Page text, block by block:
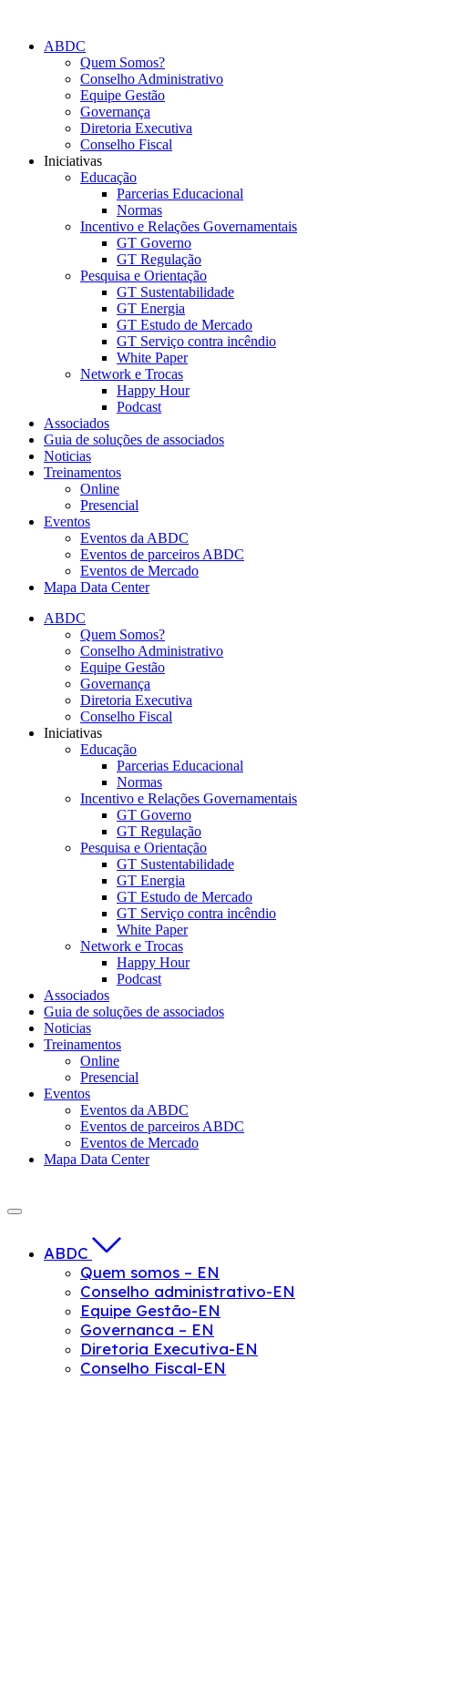
contentABDC
Quem Somos?
Conselho Administrativo
Equipe Gestão
Governança
Diretoria Executiva
Conselho Fiscal
Iniciativas
Educação
Parcerias Educacional
Normas
Incentivo e Relações Governamentais
GT Governo
GT Regulação
Pesquisa e Orientação
GT Sustentabilidade
GT Energia
GT Estudo de Mercado
GT Serviço contra incêndio
White Paper
Network e Trocas
Happy Hour
Podcast
Associados
Guia de soluções de associados
Noticias
Treinamentos
Online
Presencial
Eventos
Eventos da ABDC
Eventos de parceiros ABDC
Eventos de Mercado
Mapa Data Center
ABDC
Quem Somos?
Conselho Administrativo
Equipe Gestão
Governança
Diretoria Executiva
Conselho Fiscal
Iniciativas
Educação
Parcerias Educacional
Normas
Incentivo e Relações Governamentais
GT Governo
GT Regulação
Pesquisa e Orientação
GT Sustentabilidade
GT Energia
GT Estudo de Mercado
GT Serviço contra incêndio
White Paper
Network e Trocas
Happy Hour
Podcast
Associados
Guia de soluções de associados
Noticias
Treinamentos
Online
Presencial
Eventos
Eventos da ABDC
Eventos de parceiros ABDC
Eventos de Mercado
Mapa Data Center
ABDC
Quem somos – EN
Conselho administrativo-EN
Equipe Gestão-EN
Governanca – EN
Diretoria Executiva-EN
Conselho Fiscal-EN